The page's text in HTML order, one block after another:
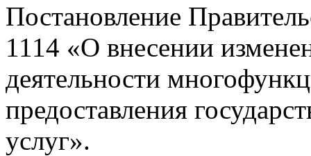
Постановление
1114 «О внесении
деятельности
предоставления
услуг».